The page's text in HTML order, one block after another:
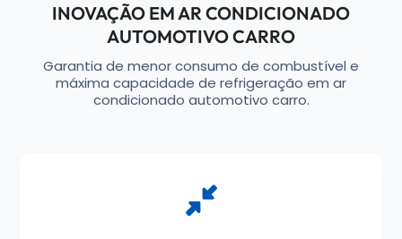
INOVAÇÃO EM AR CONDICIONADO
AUTOMOTIVO CARRO
Garantia de menor consumo de combustível e
máxima capacidade de refrigeração em ar
condicionado automotivo carro.